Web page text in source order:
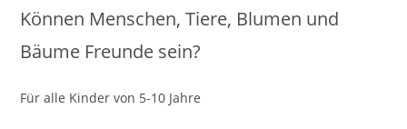
Können Menschen, Tiere, Blumen und
Bäume Freunde sein?
Für alle Kinder von 5-10 Jahre